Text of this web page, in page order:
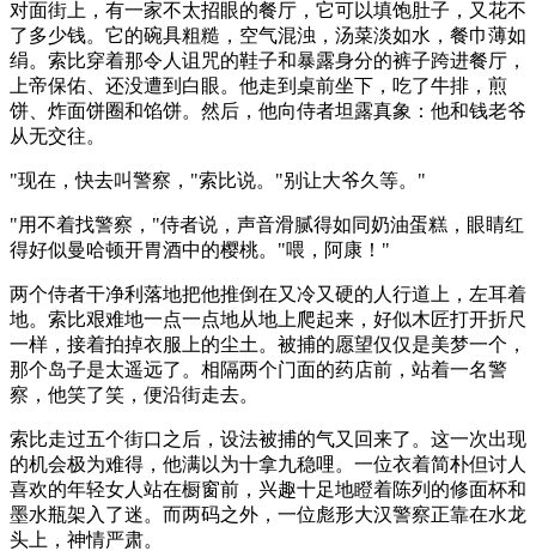
对面街上，有一家不太招眼的餐厅，它可以填饱肚子，又花不
了多少钱。它的碗具粗糙，空气混浊，汤菜淡如水，餐巾薄如
绢。索比穿着那令人诅咒的鞋子和暴露身分的裤子跨进餐厅，
上帝保佑、还没遭到白眼。他走到桌前坐下，吃了牛排，煎
饼、炸面饼圈和馅饼。然后，他向侍者坦露真象：他和钱老爷
从无交往。
"现在，快去叫警察，"索比说。"别让大爷久等。"
"用不着找警察，"侍者说，声音滑腻得如同奶油蛋糕，眼睛红
得好似曼哈顿开胃酒中的樱桃。"喂，阿康！"
两个侍者干净利落地把他推倒在又冷又硬的人行道上，左耳着
地。索比艰难地一点一点地从地上爬起来，好似木匠打开折尺
一样，接着拍掉衣服上的尘土。被捕的愿望仅仅是美梦一个，
那个岛子是太遥远了。相隔两个门面的药店前，站着一名警
察，他笑了笑，便沿街走去。
索比走过五个街口之后，设法被捕的气又回来了。这一次出现
的机会极为难得，他满以为十拿九稳哩。一位衣着简朴但讨人
喜欢的年轻女人站在橱窗前，兴趣十足地瞪着陈列的修面杯和
墨水瓶架入了迷。而两码之外，一位彪形大汉警察正靠在水龙
头上，神情严肃。